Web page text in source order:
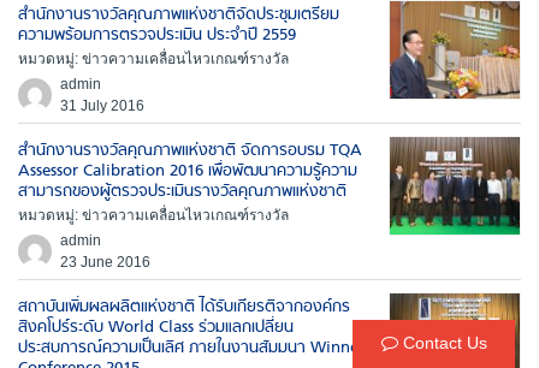
สำนักงานรางวัลคุณภาพแห่งชาติจัดประชุมเตรียม
ความพร้อมการตรวจประเมิน ประจำปี 2559
หมวดหมู่: ข่าวความเคลื่อนไหวเกณฑ์รางวัล
admin
31 July 2016
สำนักงานรางวัลคุณภาพแห่งชาติ จัดการอบรม TQA
Assessor Calibration 2016 เพื่อพัฒนาความรู้ความ
สามารถของผู้ตรวจประเมินรางวัลคุณภาพแห่งชาติ
หมวดหมู่: ข่าวความเคลื่อนไหวเกณฑ์รางวัล
admin
23 June 2016
สถาบันเพิ่มผลผลิตแห่งชาติ ได้รับเกียรติจากองค์กร
สิงคโปร์ระดับ World Class ร่วมแลกเปลี่ยน
ประสบการณ์ความเป็นเลิศ ภายในงานสัมมนา Winner Contact Us